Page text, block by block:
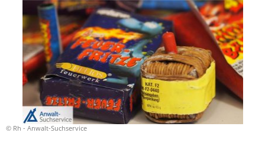
© Rh - Anwalt-Suchservice